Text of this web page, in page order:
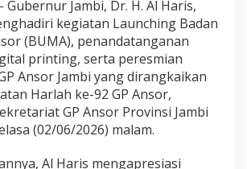
d
a
n
G
u
b
e
r
n
r
Gubernur Jambi, Dr. H. Al Haris,
kegiatan Launching Badan
(BUMA), penandatanganan
printing, serta peresmian
Ansor Jambi yang dirangkaikan
Harlah ke-92 GP Ansor,
GP Ansor Provinsi Jambi
(02/06/2026) malam.
Al Haris mengapresiasi